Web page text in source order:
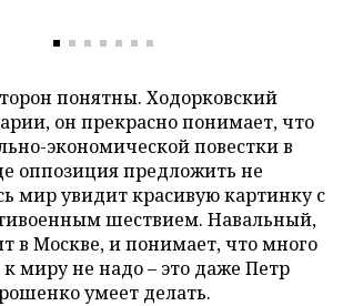
понятны. Ходорковский
он прекрасно понимает, что
экономической повестки в
оппозиция предложить не
мир увидит красивую картинку с
шествием. Навальный,
в Москве, и понимает, что много
миру не надо – это даже Петр
умеет делать.